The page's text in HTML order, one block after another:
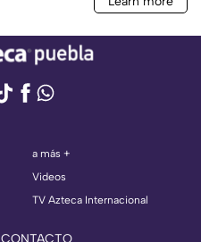
a más +
Videos
TV Azteca Internacional